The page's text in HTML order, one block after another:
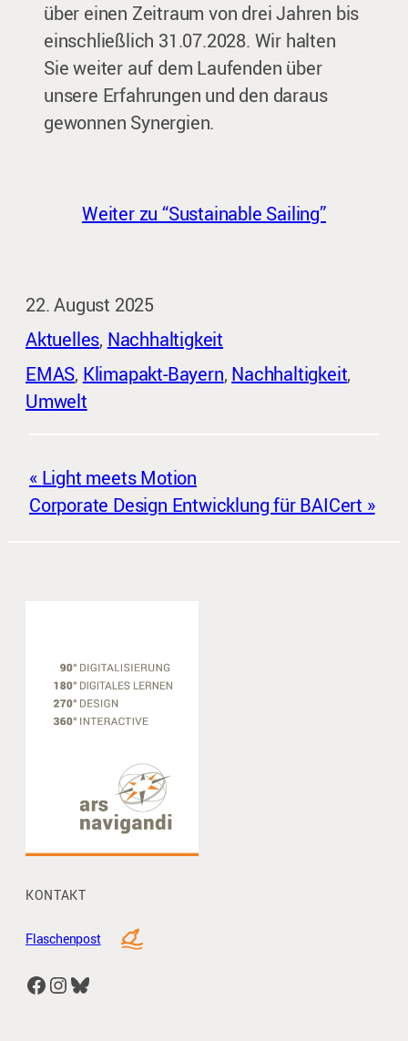
über einen Zeitraum von drei Jahren bis
einschließlich 31.07.2028. Wir halten
Sie weiter auf dem Laufenden über
unsere Erfahrungen und den daraus
gewonnen Synergien.
Weiter zu “Sustainable Sailing”
22. August 2025
Aktuelles, Nachhaltigkeit
EMAS, Klimapakt-Bayern, Nachhaltigkeit
Umwelt
Light meets Motion
Corporate Design Entwicklung für BAICert
KONTAKT
Flaschenpost
Facebook InstagramBluesky